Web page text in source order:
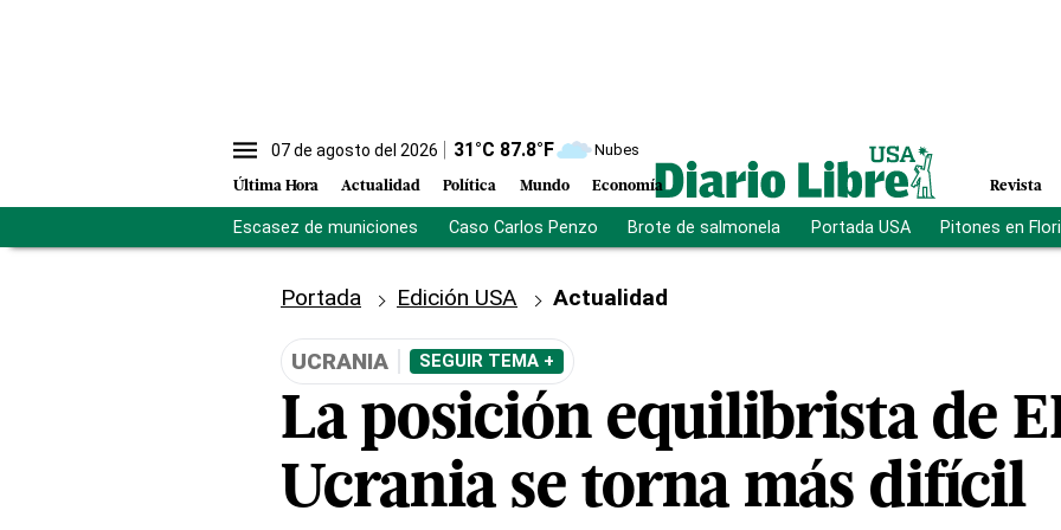
07 de agosto del 2026 31 °C 87.8°F Nubes
Última Hora Actualidad Política Mundo Economía Revista
Escasez de municiones Caso Carlos Penzo Brote de salmonela Portada USA Pitones en
Portada Edición USA Actualidad
UCRANIA SEGUIR TEMA +
La posición equilibrista de
Ucrania se torna más difícil